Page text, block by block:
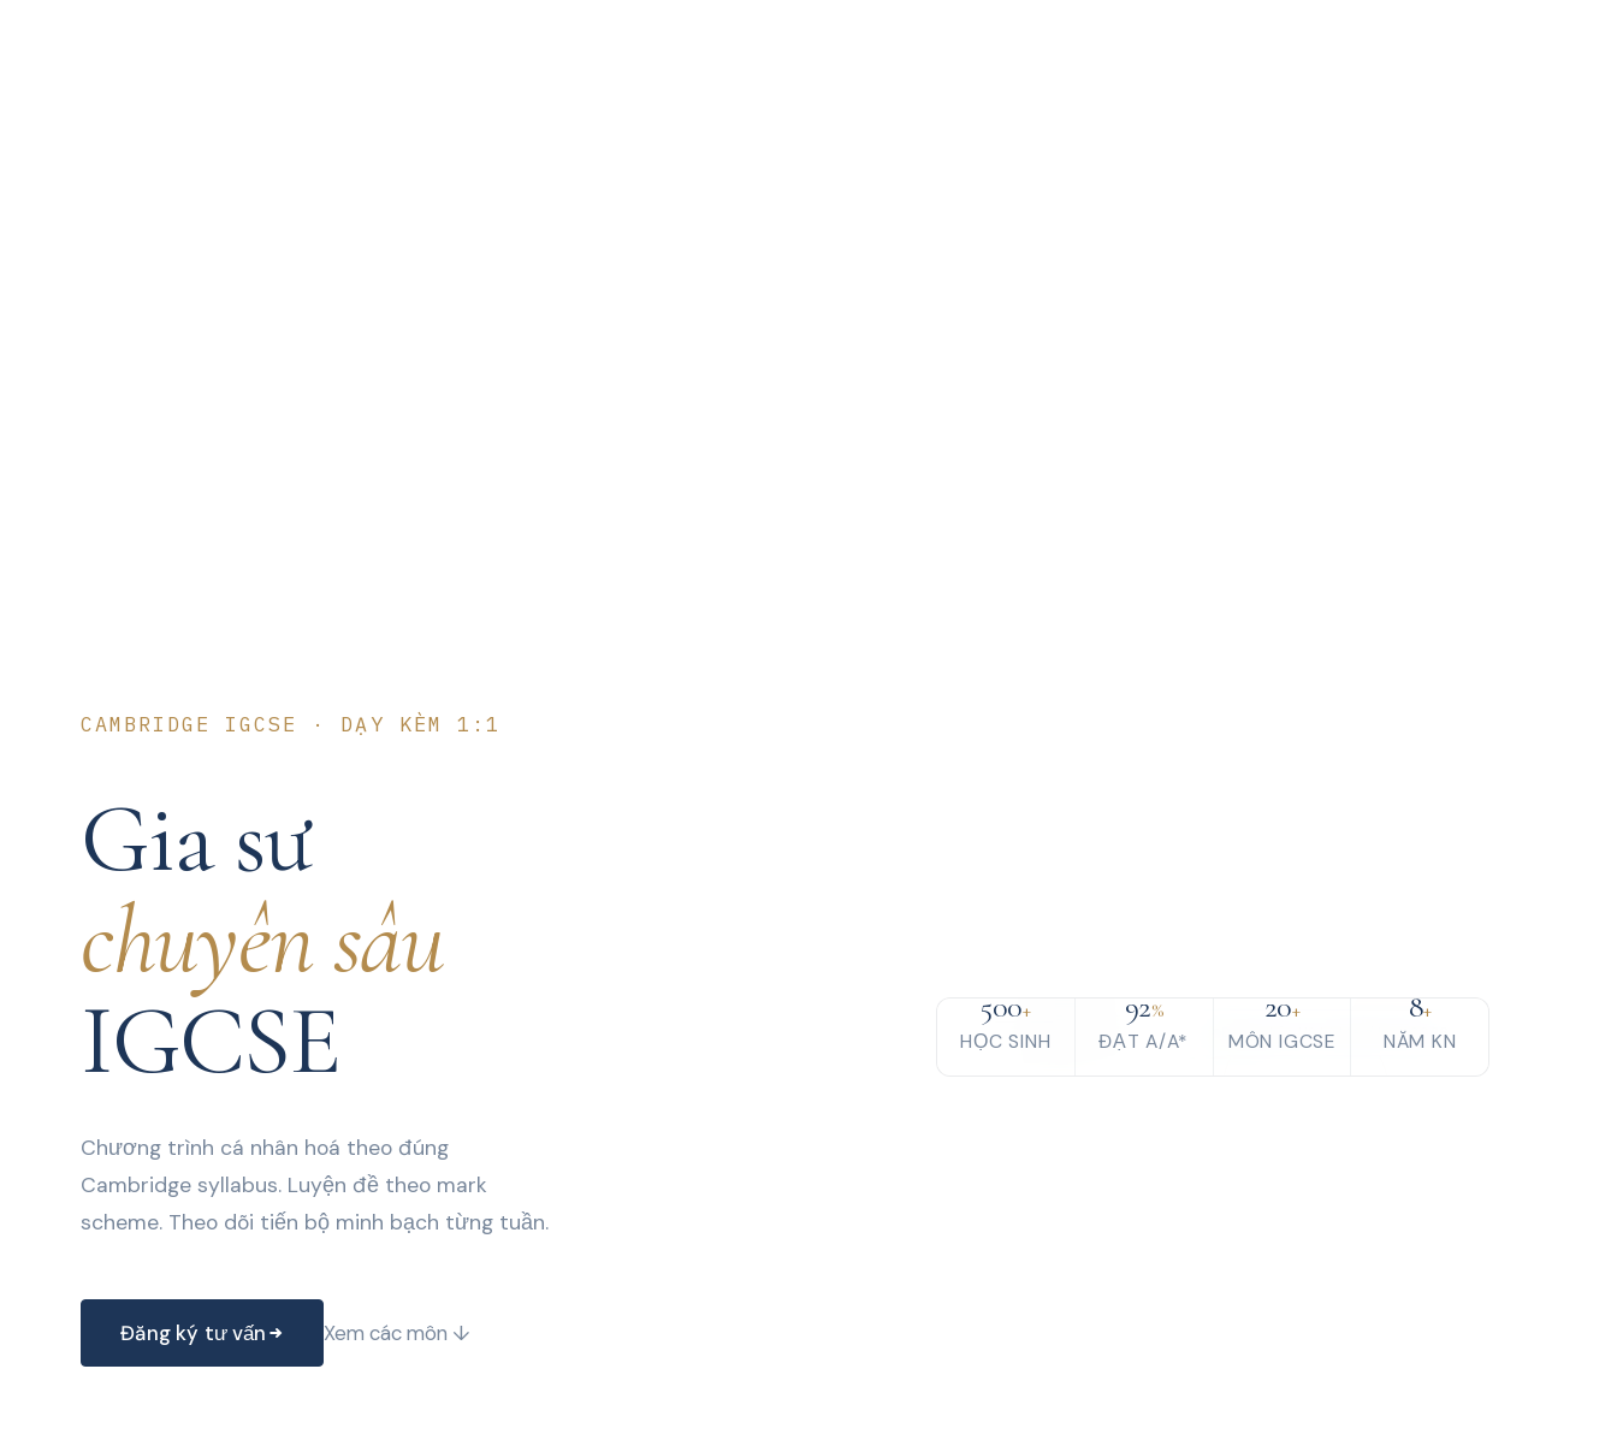
CAMBRIDGE IGCSE · DẠY KÈM 1:1
Gia sư
chuyên sâu
IGCSE
Chương trình cá nhân hoá theo đúng
Cambridge syllabus. Luyện đề theo mark
scheme. Theo dõi tiến bộ minh bạch từng tuần.
Đăng ký tư vấn Xem các môn ↓
A*Đang nhận HS kỳ May/June 2026
500+
HỌC SINH
92%
ĐẠT A/A*
20+
MÔN IGCSE
8+
NĂM KN